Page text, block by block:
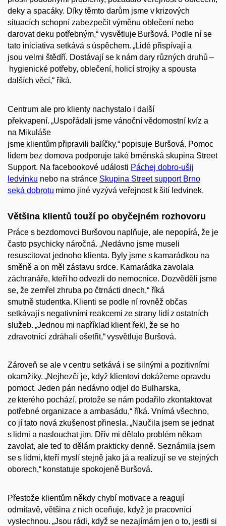
deky a spacáky. Díky těmto darům jsme v krizových
situacích schopní zabezpečit výměnu oblečení nebo
darovat deku potřebným,“ vysvětluje Buršová. Podle ní se
tato iniciativa setkává s úspěchem. „Lidé přispívají a
jsou velmi štědří. Dostávají se k nám dary různých druhů –
hygienické potřeby, oblečení, holicí strojky a spousta
dalších věcí,“ říká.
Centrum ale pro klienty nachystalo i další
překvapení. „Uspořádali jsme vánoční vědomostní kvíz a
na Mikuláše
jsme klientům připravili balíčky,“ popisuje Buršová. Pomoc
lidem bez domova podporuje také brněnská skupina Street
Support. Na facebookové události Páchej dobro-ušij
ledvinku nebo na stránce Skupina Street support Brno
seká dobrotu mimo jiné vyzývá veřejnost k šití ledvinek.
Většina klientů touží po obyčejném rozhovoru
Práce s bezdomovci Buršovou naplňuje, ale nepopírá, že je
často psychicky náročná. „Nedávno jsme museli
resuscitovat jednoho klienta. Byly jsme s kamarádkou na
směně a on měl zástavu srdce. Kamarádka zavolala
záchranáře, kteří ho odvezli do nemocnice. Dozvěděli jsme
se, že zemřel zhruba po čtrnácti dnech,“ říká
smutně studentka. Klienti se podle ní rovněž občas
setkávají s negativními reakcemi ze strany lidí z ostatních
služeb. „Jednou mi například klient řekl, že se ho
zdravotníci zdráhali ošetřit,“ vysvětluje Buršová.
Zároveň se ale v centru setkává i se silnými a pozitivními
okamžiky. „Nejhezčí je, když klientovi dokážeme opravdu
pomoct. Jeden pán nedávno odjel do Bulharska,
ze kterého pochází, protože se nám podařilo zkontaktovat
potřebné organizace a ambasádu,“ říká. Vnímá všechno,
co jí tato nová zkušenost přinesla. „Naučila jsem se jednat
s lidmi a naslouchat jim. Dřív mi dělalo problém někam
zavolat, ale teď to dělám prakticky denně. Seznámila jsem
se s lidmi, kteří myslí stejně jako já a realizují se ve stejných
oborech,“ konstatuje spokojeně Buršová.
Přestože klientům někdy chybí motivace a reagují
odmítavě, většina z nich oceňuje, když je pracovníci
vyslechnou. „Jsou rádi, když se nezajímám jen o to, jestli si